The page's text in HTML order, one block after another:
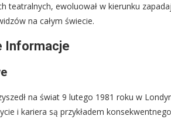
teatralnych, ewoluował w kierunku
na całym świecie.
Informacje
na świat 9 lutego 1981 roku w
i kariera są przykładem